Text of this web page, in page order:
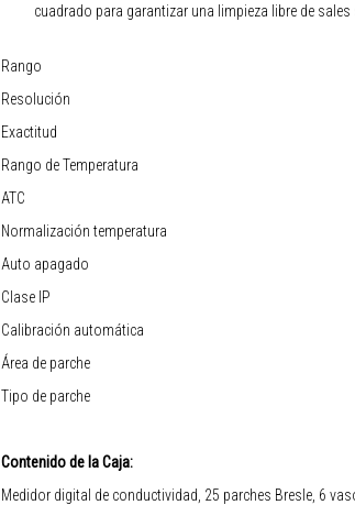
cuadrado para garantizar una limpieza libre de sales
Rango
Resolución
Exactitud
Rango de Temperatura
ATC
Normalización temperatura
Auto apagado
Clase IP
Calibración automática
Área de parche
Tipo de parche
Contenido de la Caja:
Medidor digital de conductividad, 25 parches Bresle, 6